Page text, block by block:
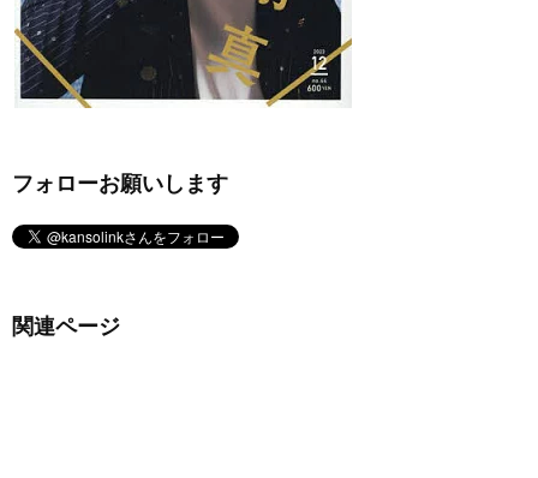
フォローお願いします
関連ページ